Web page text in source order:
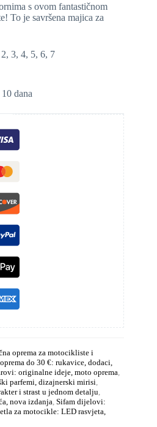
s ovom fantastičnom
To je savršena majica za
3, 4, 5, 6, 7
dana
oprema za motocikliste i
do 30 €: rukavice, dodaci,
originalne ideje, moto oprema,
parfemi, dizajnerski mirisi,
i strast u jednom detalju,
nova izdanja, Sifam dijelovi:
za motocikle: LED rasvjeta,